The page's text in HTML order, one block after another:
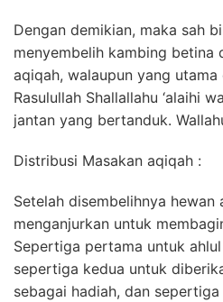
Dengan demikian, maka sah
menyembelih kambing betina
aqiqah, walaupun yang
Rasulullah Shallallahu ‘alaihi
jantan yang bertanduk.
Distribusi Masakan aqiqah :
Setelah disembelihnya hewan
menganjurkan untuk
Sepertiga pertama untuk
sepertiga kedua untuk
sebagai hadiah, dan